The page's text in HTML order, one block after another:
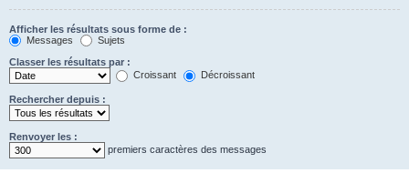
Afficher les résultats sous forme de :
Messages
Sujets
Classer les résultats par :
Croissant
Décroissant
Rechercher depuis :
Renvoyer les :
premiers caractères des messages